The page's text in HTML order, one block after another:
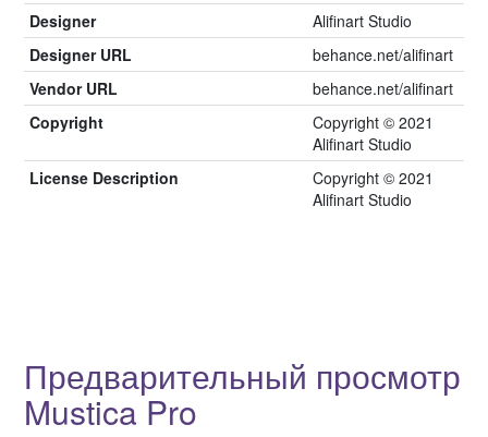
Designer
Alifinart Studio
Designer URL
behance.net/alifinart
Vendor URL
behance.net/alifinart
Copyright
Copyright © 2021
Alifinart Studio
License Description
Copyright © 2021
Alifinart Studio
Предварительный просмотр
Mustica Pro